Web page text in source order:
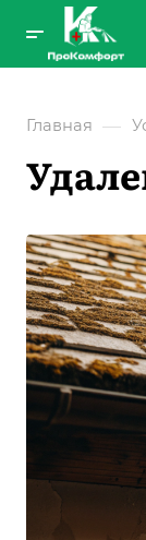
Главная —